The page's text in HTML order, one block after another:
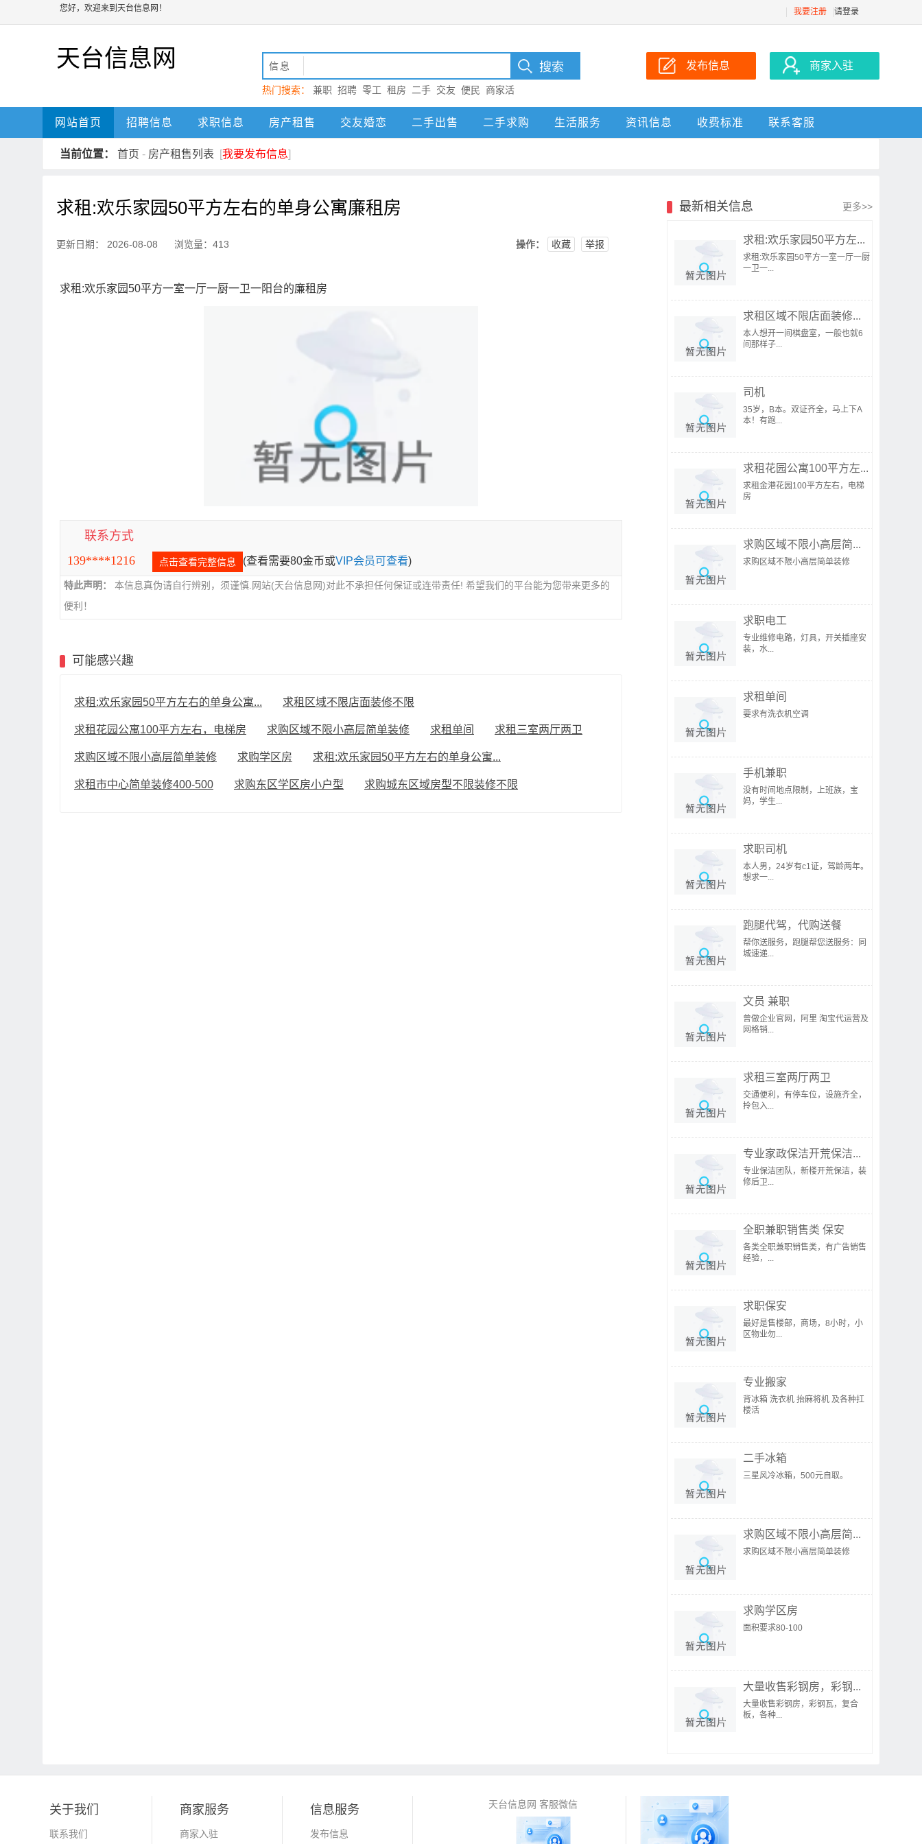
您好，欢迎来到天台信息网！ 我要注册 请登录
天台信息网 信息
热门搜索： 兼职 招聘 零工 租房 二手 交友 便民
商家活
动 天台
发布信息 商家入驻
网站首页 招聘信息 求职信息 房产租售 交友婚恋 二手出售 二手求购 生活服务 资讯信息 收费标准 联系客服
当前位置： 首页 - 房产租售列表 [我要发布信息]
求租:欢乐家园50平方左右的单身公寓廉租房
更新日期： 2026-08-08 浏览量：413 操作： 收藏 举报
求租:欢乐家园50平方一室一厅一厨一卫一阳台的廉租房
联系方式
139****1216
点击查看完整信息 (查看需要80金币或VIP会员可查看)
特此声明：
本信息真伪请自行辨别，须谨慎.网站(天台信息网)对此不承担任何保证或连带责任! 希望我们的平台能为您带来更多的
便利！
可能感兴趣
求租:欢乐家园50平方左右的单身公寓... 求租区域不限店面装修不限
求租花园公寓100平方左右，电梯房 求购区域不限小高层简单装修 求租单间 求租三室两厅两卫
求购区域不限小高层简单装修 求购学区房 求租:欢乐家园50平方左右的单身公寓...
求租市中心简单装修400-500 求购东区学区房小户型 求购城东区域房型不限装修不限
最新相关信息 更多>>
求租:欢乐家园50平方左...
求租:欢乐家园50平方一室一厅一厨
一卫一...
求租区域不限店面装修...
本人想开一间棋盘室，一般也就6
间那样子...
司机
35岁，B本。双证齐全，马上下A
本！有跑...
求租花园公寓100平方左...
求租金港花园100平方左右，电梯
房
求购区域不限小高层简...
求购区域不限小高层简单装修
求职电工
专业维修电路，灯具，开关插座安
装，水...
求租单间
要求有洗衣机空调
手机兼职
没有时间地点限制，上班族，宝
妈，学生...
求职司机
本人男，24岁有c1证，驾龄两年。
想求一...
跑腿代驾，代购送餐
帮你送服务，跑腿帮您送服务：同
城速递...
文员 兼职
曾做企业官网，阿里 淘宝代运营及
网格销...
求租三室两厅两卫
交通便利，有停车位，设施齐全，
拎包入...
专业家政保洁开荒保洁...
专业保洁团队，新楼开荒保洁，装
修后卫...
全职兼职销售类 保安
各类全职兼职销售类，有广告销售
经验，...
求职保安
最好是售楼部，商场，8小时，小
区物业勿...
专业搬家
背冰箱 洗衣机 抬麻将机 及各种扛
楼活
二手冰箱
三星风冷冰箱，500元自取。
求购区域不限小高层简...
求购区域不限小高层简单装修
求购学区房
面积要求80-100
大量收售彩钢房，彩钢...
大量收售彩钢房，彩钢瓦，复合
板，各种...
关于我们
联系我们
商家服务
商家入驻
信息服务
发布信息
天台信息网 客服微信